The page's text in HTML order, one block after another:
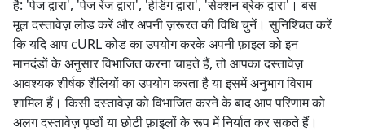
है: 'पेज द्वारा', 'पेज रेंज द्वारा', 'हेडिंग द्वारा', 'सेक्शन ब्रेक द्वारा'। बस
मूल दस्तावेज़ लोड करें और अपनी ज़रूरत की विधि चुनें। सुनिश्चित करें
कि यदि आप cURL कोड का उपयोग करके अपनी फ़ाइल को इन
मानदंडों के अनुसार विभाजित करना चाहते हैं, तो आपका दस्तावेज़
आवश्यक शीर्षक शैलियों का उपयोग करता है या इसमें अनुभाग विराम
शामिल हैं। किसी दस्तावेज़ को विभाजित करने के बाद आप परिणाम को
अलग दस्तावेज़ पृष्ठों या छोटी फ़ाइलों के रूप में निर्यात कर सकते हैं।